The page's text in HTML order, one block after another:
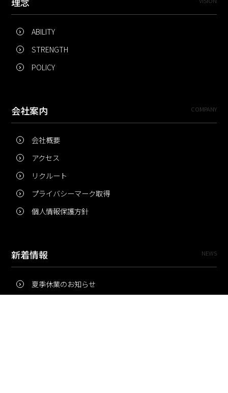
ABILITY
STRENGTH
POLICY
会社案内 COMPANY
会社概要
アクセス
リクルート
プライバシーマーク取得
個人情報保護方針
新着情報 NEWS
夏季休業のお知らせ